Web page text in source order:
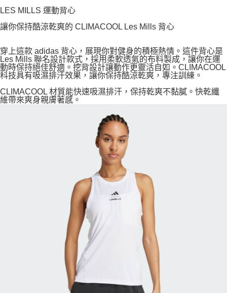
LES MILLS 運動背心
讓你保持酷涼乾爽的 CLIMACOOL Les Mills 背心
穿上這款 adidas 背心，展現你對健身的積極熱情。這件背心是
Les Mills 聯名設計款式，採用柔軟透氣的布料製成，讓你在運
動時保持絕佳舒適。挖背設計讓動作更靈活自如。CLIMACOOL
科技具有吸濕排汗效果，讓你保持酷涼乾爽，專注訓練。
CLIMACOOL 材質能快速吸濕排汗，保持乾爽不黏膩。快乾纖
維帶來爽身親膚著感。